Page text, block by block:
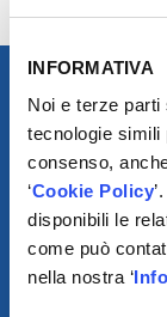
INFORMATIVA
Noi e terze
tecnologie simili
consenso,
‘Cookie Policy
disponibili le
come può
nella nostra ‘